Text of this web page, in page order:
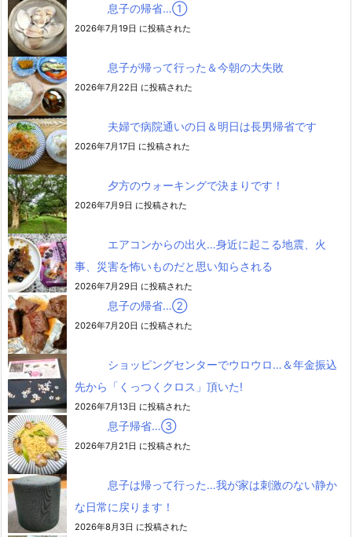
息子の帰省…➀
2026年7月19日 に投稿された
息子が帰って行った＆今朝の大失敗
2026年7月22日 に投稿された
夫婦で病院通いの日＆明日は長男帰省です
2026年7月17日 に投稿された
夕方のウォーキングで決まりです！
2026年7月9日 に投稿された
エアコンからの出火…身近に起こる地震、火
事、災害を怖いものだと思い知らされる
2026年7月29日 に投稿された
息子の帰省…②
2026年7月20日 に投稿された
ショッピングセンターでウロウロ…＆年金振込
先から「くっつくクロス」頂いた!
2026年7月13日 に投稿された
息子帰省…③
2026年7月21日 に投稿された
息子は帰って行った…我が家は刺激のない静か
な日常に戻ります！
2026年8月3日 に投稿された